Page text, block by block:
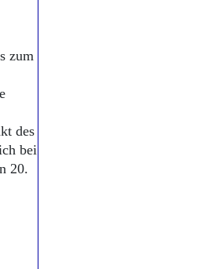
Westpreußen
zum
des
bei
20.